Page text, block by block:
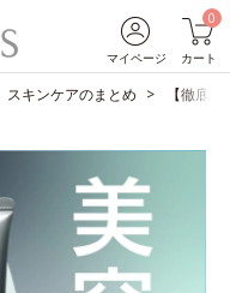
マイページ
0
カート
スキンケアのまとめ 【徹底